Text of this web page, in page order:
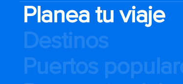
Planea tu viaje
Destinos
Puertos